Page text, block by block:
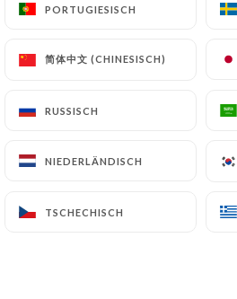
PORTUGIESISCH
简体中文 (CHINESISCH)
RUSSISCH
NIEDERLÄNDISCH
TSCHECHISCH
PORTUGIESISCH
简体中文 (CHINESISCH)
RUSSISCH
NIEDERLÄNDISCH
TSCHECHISCH